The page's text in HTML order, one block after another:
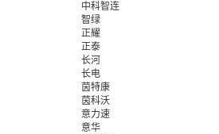
中科智连
智绿
正耀
正泰
长河
长电
茵特康
茵科沃
意力速
意华